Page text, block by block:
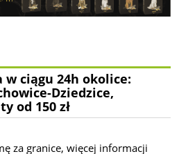
ciągu 24h okolice:
Dziedzice,
od 150 zł
za granice, więcej informacji